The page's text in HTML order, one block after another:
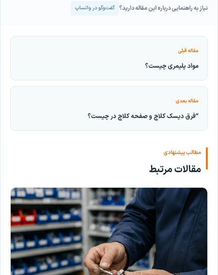
نیاز به راهنمایی درباره این مقاله دارید؟ گفت‌وگو در واتساپ
مقاله قبلی
مواد پلیمری چیست؟
مقاله بعدی
“فرق دیسک کلاچ و صفحه کلاچ در چیست؟
مطالب پیشنهادی
مقالات مرتبط